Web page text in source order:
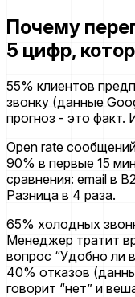
Почему
5 цифр,
55% клиентов
звонку (данные
прогноз - это
Open rate
90% в первые 15
сравнения: email в
Разница в 4 раза.
65% холодных
Менеджер тратит
вопрос “Удобно ли
40% отказов
говорит “нет” и